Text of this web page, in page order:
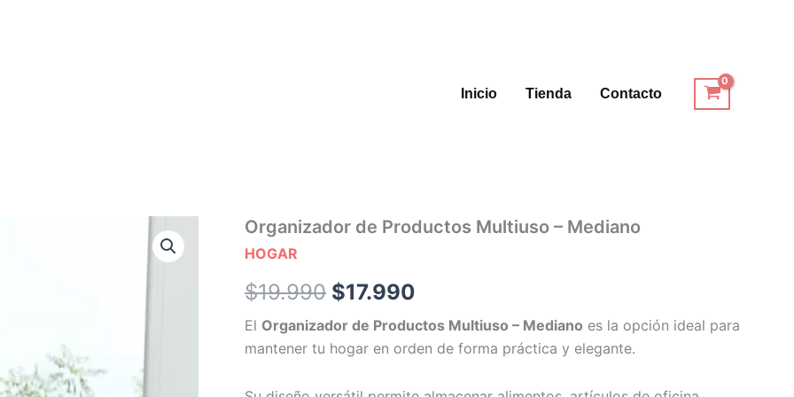
Inicio Tienda Contacto
Organizador de Productos Multiuso – Mediano
HOGAR
$19.990
El
original
era:
$17.990
El
es:
El Organizador de Productos Multiuso – Mediano es la opción ideal para
mantener tu hogar en orden de forma práctica y elegante.
Organizador
Productos
-
cantidad